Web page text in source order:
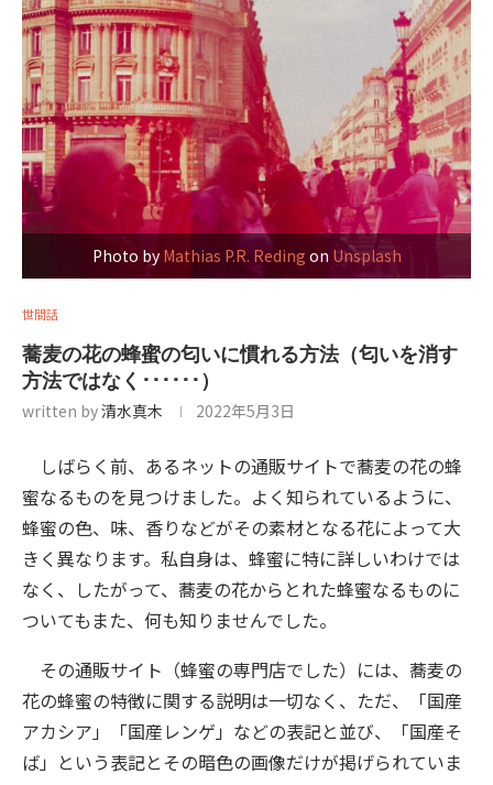
Photo by Mathias P.R. Reding on Unsplash
世間話
蕎麦の花の蜂蜜の匂いに慣れる方法（匂いを消す
方法ではなく･･････）
written by清水真木 2022年5月3日
しばらく前、あるネットの通販サイトで蕎麦の花の蜂
蜜なるものを見つけました。よく知られているように、
蜂蜜の色、味、香りなどがその素材となる花によって大
きく異なります。私自身は、蜂蜜に特に詳しいわけでは
なく、したがって、蕎麦の花からとれた蜂蜜なるものに
ついてもまた、何も知りませんでした。
その通販サイト（蜂蜜の専門店でした）には、蕎麦の
花の蜂蜜の特徴に関する説明は一切なく、ただ、「国産
アカシア」「国産レンゲ」などの表記と並び、「国産そ
ば」という表記とその暗色の画像だけが掲げられていま